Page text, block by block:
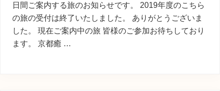
日間ご案内する旅のお知らせです。 2019年度のこちら
の旅の受付は終了いたしました。 ありがとうございま
した。 現在ご案内中の旅 皆様のご参加お待ちしており
ます。 京都癒 …